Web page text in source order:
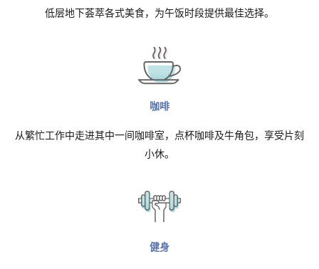
低层地下荟萃各式美食，为午饭时段提供最佳选择。
咖啡
从繁忙工作中走进其中一间咖啡室，点杯咖啡及牛角包，享受片刻
小休。
健身